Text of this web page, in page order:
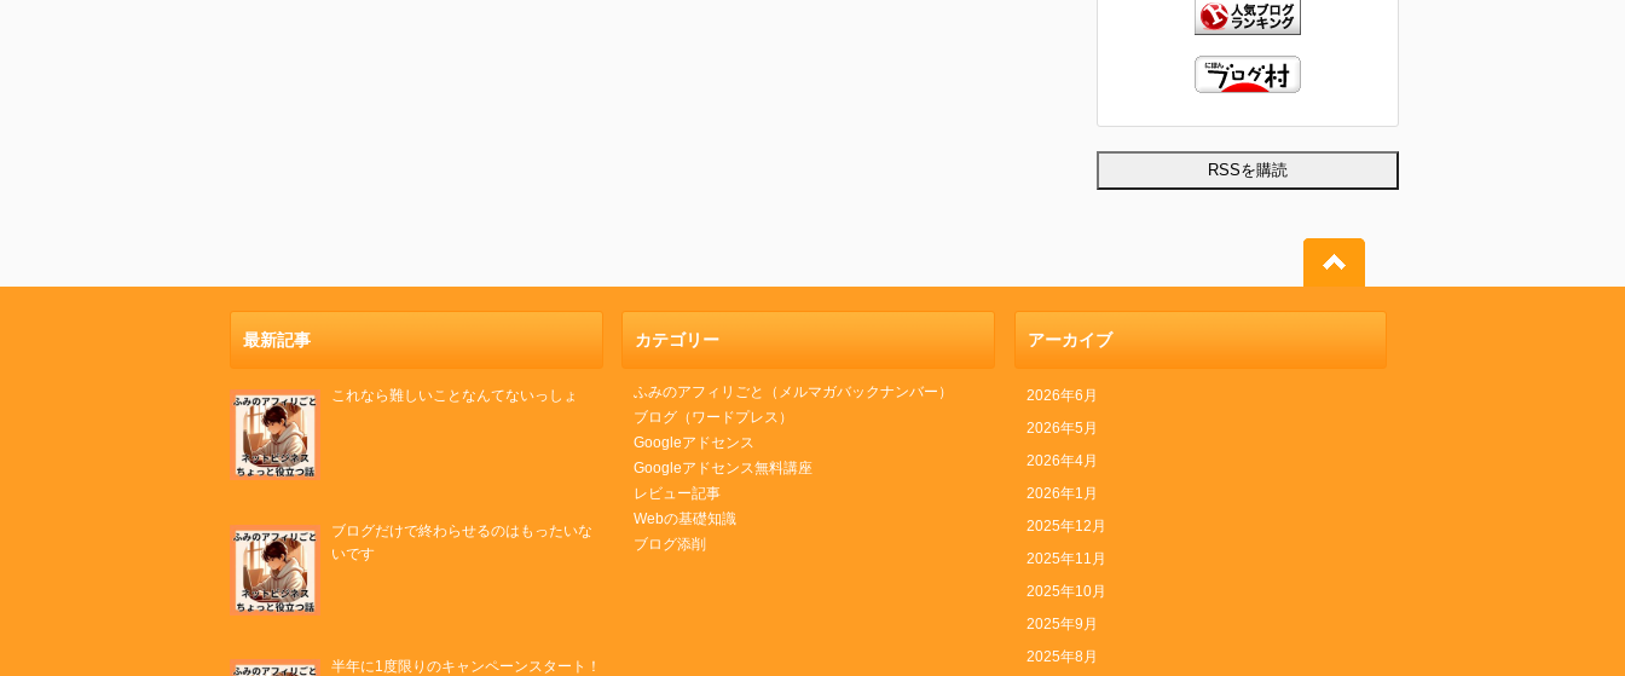
最新記事
これなら難しいことなんてないっしょ
ブログだけで終わらせるのはもったいな
いです
半年に1度限りのキャンペーンスタート！
カテゴリー
ふみのアフィリごと（メルマガバックナンバー）
ブログ（ワードプレス）
Googleアドセンス
Googleアドセンス無料講座
レビュー記事
Webの基礎知識
ブログ添削
アーカイブ
2026年6月
2026年5月
2026年4月
2026年1月
2025年12月
2025年11月
2025年10月
2025年9月
2025年8月